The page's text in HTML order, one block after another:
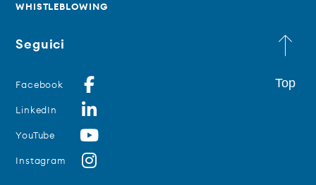
WHISTLEBLOWING
Seguici
Facebook
LinkedIn
YouTube
Instagram
Top